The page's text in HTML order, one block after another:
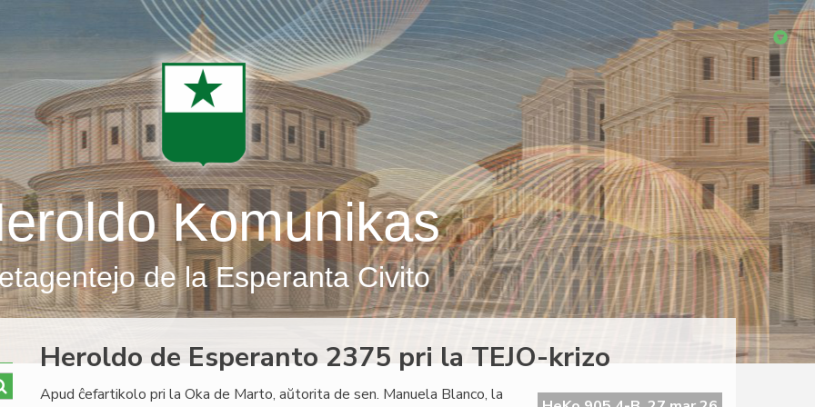
Komunikas
de la Esperanta Civito
Heroldo de Esperanto 2375 pri la TEJO-krizo
Apud ĉefartikolo pri la Oka de Marto, aŭtorita de sen. Manuela Blanco, la